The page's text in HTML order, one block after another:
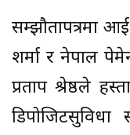
सम्झौतापत्रमा आई
शर्मा र नेपाल
प्रताप श्रेष्ठले